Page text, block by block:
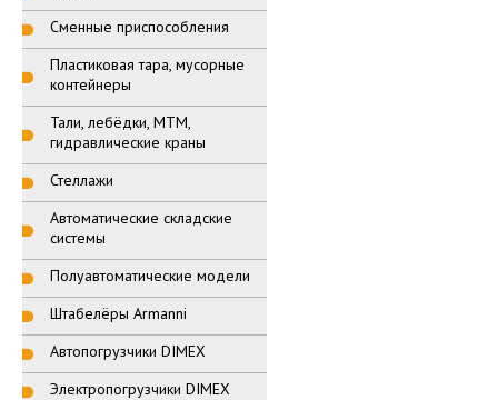
Сменные приспособления
Пластиковая тара, мусорные
контейнеры
Тали, лебёдки, МТМ,
гидравлические краны
Стеллажи
Автоматические складские
системы
Полуавтоматические модели
Штабелёры Armanni
Автопогрузчики DIMEX
Электропогрузчики DIMEX